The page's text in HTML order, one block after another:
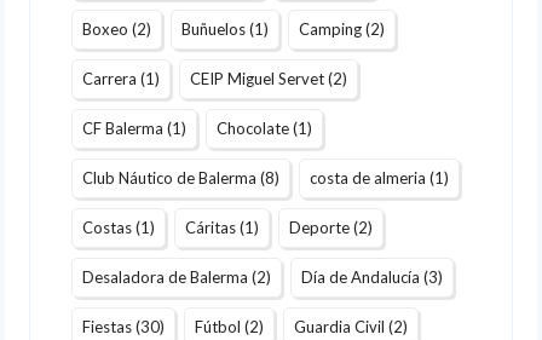
Boxeo (2) Buñuelos(1) Camping(2)
Carrera (1) CEIP Miguel Servet(2)
CF Balerma (1) Chocolate(1)
Club Náutico de Balerma (8) costa de almeria (1)
Costas(1) Cáritas(1) Deporte(2)
Desaladora de Balerma (2) Día de Andalucía (3)
Fiestas(30) Fútbol (2) Guardia Civil (2)